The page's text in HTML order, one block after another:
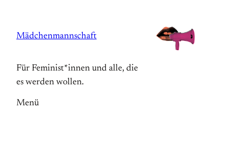
springen
Mädchenmannschaft
Für Feminist*innen und alle, die
es werden wollen.
Menü